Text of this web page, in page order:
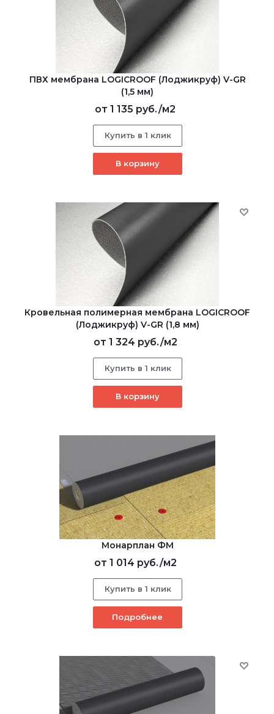
ПВХ мембрана LOGICROOF (Лоджикруф) V-GR
(1,5 мм)
от 1 135 руб./м2
Купить в 1 клик
В корзину
Кровельная полимерная мембрана LOGICROOF
(Лоджикруф) V-GR (1,8 мм)
от 1 324 руб./м2
Купить в 1 клик
В корзину
Монарплан ФМ
от 1 014 руб./м2
Купить в 1 клик
Подробнее